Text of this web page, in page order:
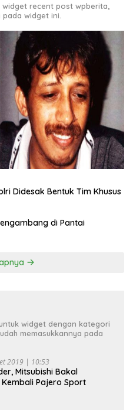
recent post wpberita,
widget ini.
Didesak Bentuk Tim Khusus
di Pantai
widget dengan kategori
memasukkannya pada
2019 | 10:53
Mitsubishi Bakal
Pajero Sport